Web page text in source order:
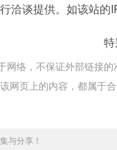
洽谈提供。如该站的
网络，不保证外部链接
网页上的内容，都属于
与分享！